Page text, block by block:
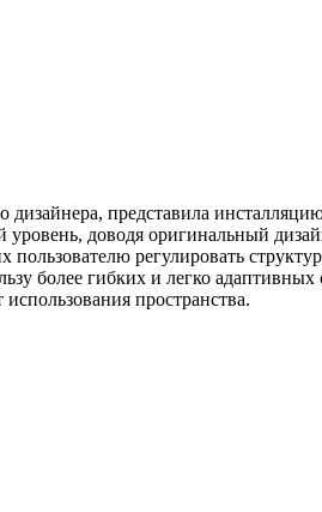
представила
доводя оригинальный
регулировать
более гибких и легко
пространства.